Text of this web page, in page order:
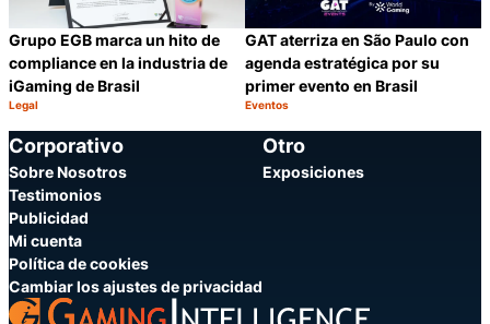
Grupo EGB marca un hito de
compliance en la industria de
iGaming de Brasil
Categoría:
Legal
GAT aterriza en São Paulo con
agenda estratégica por su
primer evento en Brasil
Categoría:
Eventos
Corporativo
Sobre Nosotros
Testimonios
Publicidad
Mi cuenta
Política de cookies
Cambiar los ajustes de privacidad
Otro
Exposiciones